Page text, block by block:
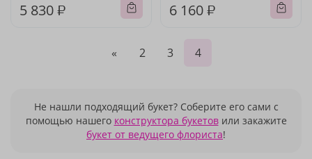
5 830 ₽ 6 160 ₽
« 2 3 4
Не нашли подходящий букет? Соберите его сами с
помощью нашего конструктора букетовили закажите
букет от ведущего флориста!